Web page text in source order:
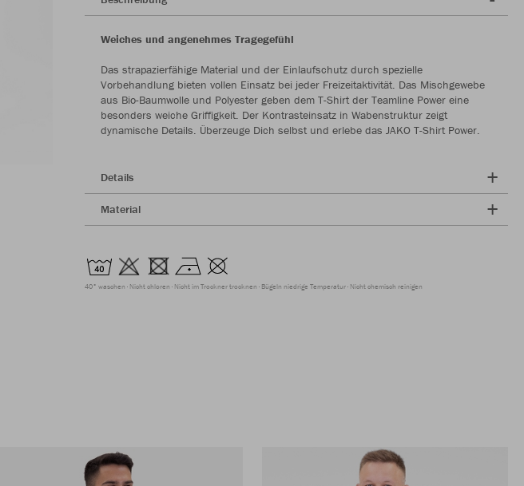
Weiches und angenehmes Tragegefühl
Das strapazierfähige Material und der Einlaufschutz durch spezielle
Vorbehandlung bieten vollen Einsatz bei jeder Freizeitaktivität. Das Mischgewebe
aus Bio-Baumwolle und Polyester geben dem T-Shirt der Teamline Power eine
besonders weiche Griffigkeit. Der Kontrasteinsatz in Wabenstruktur zeigt
dynamische Details. Überzeuge Dich selbst und erlebe das JAKO T-Shirt Power.
Details
Material
40° waschen Nicht chloren Nicht im Trockner trocknen Bügeln niedrige Temperatur Nicht chemisch reinigen